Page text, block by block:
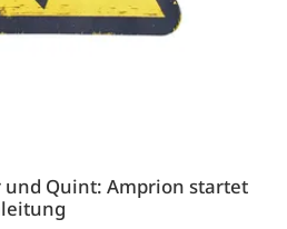
Quint: Amprion startet